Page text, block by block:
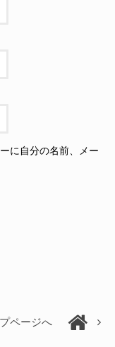
に自分の名前、メー
プページへ